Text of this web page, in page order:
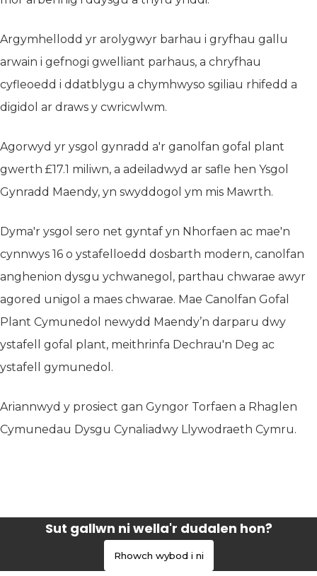
Argymhellodd yr arolygwyr barhau i gryfhau gallu
arwain i gefnogi gwelliant parhaus, a chryfhau
cyfleoedd i ddatblygu a chymhwyso sgiliau rhifedd a
digidol ar draws y cwricwlwm.
Agorwyd yr ysgol gynradd a'r ganolfan gofal plant
gwerth £17.1 miliwn, a adeiladwyd ar safle hen Ysgol
Gynradd Maendy, yn swyddogol ym mis Mawrth.
Dyma'r ysgol sero net gyntaf yn Nhorfaen ac mae'n
cynnwys 16 o ystafelloedd dosbarth modern, canolfan
anghenion dysgu ychwanegol, parthau chwarae awyr
agored unigol a maes chwarae. Mae Canolfan Gofal
Plant Cymunedol newydd Maendy’n darparu dwy
ystafell gofal plant, meithrinfa Dechrau'n Deg ac
ystafell gymunedol.
Ariannwyd y prosiect gan Gyngor Torfaen a Rhaglen
Cymunedau Dysgu Cynaliadwy Llywodraeth Cymru.
Sut gallwn ni wella'r dudalen hon?
Rhowch wybod i ni